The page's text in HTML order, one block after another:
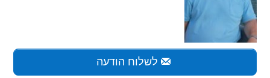
לשלוח הודעה